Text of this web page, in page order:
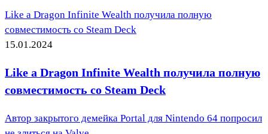
Like a Dragon Infinite Wealth получила полную
совместимость со Steam Deck
15.01.2024
Like a Dragon Infinite Wealth получила полную
совместимость со Steam Deck
Автор закрытого демейка Portal для Nintendo 64 попросил